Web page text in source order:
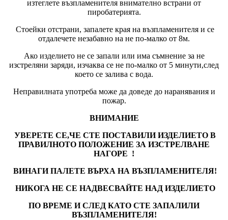
изтеглете възпламенителя внимателно встрани от
пиробатерията.
Стоейки отстрани, запалете края на възпламенителя и се
отдалечете незабавно на не по-малко от 8м.
Ако изделието не се запали или има съмнение за не
изстреляни заряди, изчаква се не по-малко от 5 минути,след
което се залива с вода.
Неправилната употреба може да доведе до наранявания и
пожар.
ВНИМАНИЕ
УВЕРЕТЕ СЕ,ЧЕ СТЕ ПОСТАВИЛИ ИЗДЕЛИЕТО В
ПРАВИЛНОТО ПОЛОЖЕНИЕ ЗА ИЗСТРЕЛВАНЕ
НАГОРЕ !
ВИНАГИ ПАЛЕТЕ ВЪРХА НА ВЪЗПЛАМЕНИТЕЛЯ!
НИКОГА НЕ СЕ НАДВЕСВАЙТЕ НАД ИЗДЕЛИЕТО
ПО ВРЕМЕ И СЛЕД КАТО СТЕ ЗАПАЛИЛИ
ВЪЗПЛАМЕНИТЕЛЯ!